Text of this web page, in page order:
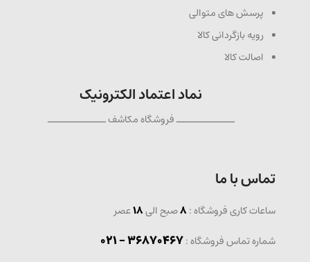
پرسش های متوالی
رویه بازگردانی کالا
اصالت کالا
نماد اعتماد الکترونیک
ــــــــــــــ فروشگاه مکاشف ــــــــــــــ
تماس با ما
ساعات کاری فروشگاه :8صبح الی18عصر
شماره تماس فروشگاه :36870467 - 021